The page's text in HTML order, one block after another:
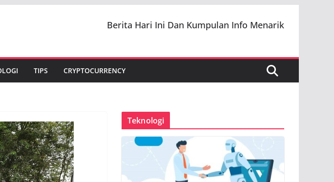
Berita Hari Ini Dan Kumpulan Info Menarik
TIPS CRYPTOCURRENCY
Teknologi